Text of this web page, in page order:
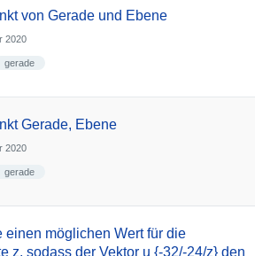
von Gerade und Ebene
2020
gerade
Gerade, Ebene
2020
gerade
einen möglichen Wert für die
z, sodass der Vektor u {-32/-24/z} den